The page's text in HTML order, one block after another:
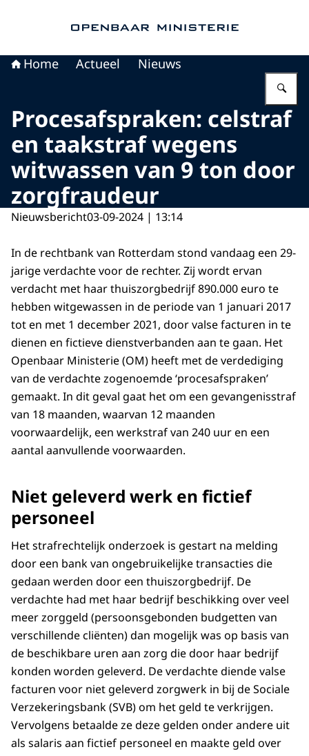
Home Actueel Nieuws
Procesafspraken: celstraf
en taakstraf wegens
witwassen van 9 ton door
zorgfraudeur
Nieuwsbericht03-09-2024 | 13:14
In de rechtbank van Rotterdam stond vandaag een 29-
jarige verdachte voor de rechter. Zij wordt ervan
verdacht met haar thuiszorgbedrijf 890.000 euro te
hebben witgewassen in de periode van 1 januari 2017
tot en met 1 december 2021, door valse facturen in te
dienen en fictieve dienstverbanden aan te gaan. Het
Openbaar Ministerie (OM) heeft met de verdediging
van de verdachte zogenoemde ‘procesafspraken’
gemaakt. In dit geval gaat het om een gevangenisstraf
van 18 maanden, waarvan 12 maanden
voorwaardelijk, een werkstraf van 240 uur en een
aantal aanvullende voorwaarden.
Niet geleverd werk en fictief
personeel
Het strafrechtelijk onderzoek is gestart na melding
door een bank van ongebruikelijke transacties die
gedaan werden door een thuiszorgbedrijf. De
verdachte had met haar bedrijf beschikking over veel
meer zorggeld (persoonsgebonden budgetten van
verschillende cliënten) dan mogelijk was op basis van
de beschikbare uren aan zorg die door haar bedrijf
konden worden geleverd. De verdachte diende valse
facturen voor niet geleverd zorgwerk in bij de Sociale
Verzekeringsbank (SVB) om het geld te verkrijgen.
Vervolgens betaalde ze deze gelden onder andere uit
als salaris aan fictief personeel en maakte geld over